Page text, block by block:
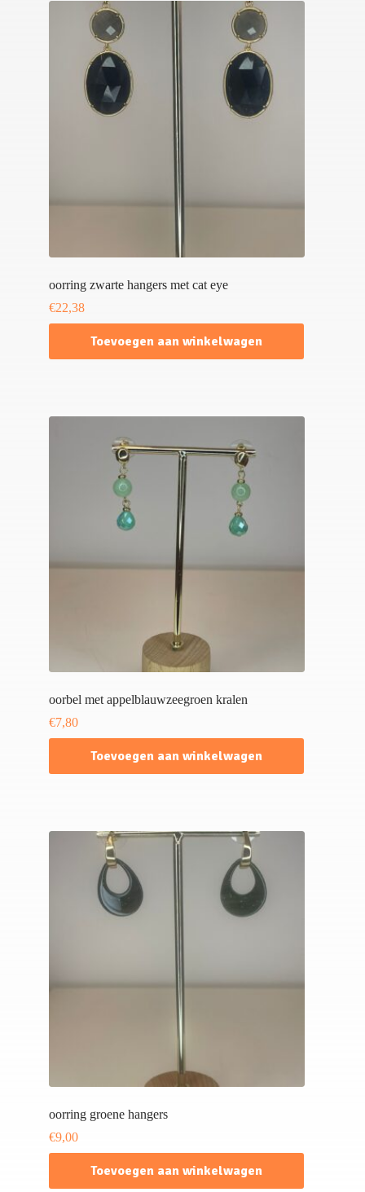
oorring zwarte hangers met cat eye
€22,38
Toevoegen aan winkelwagen
oorbel met appelblauwzeegroen kralen
€7,80
Toevoegen aan winkelwagen
oorring groene hangers
€9,00
Toevoegen aan winkelwagen